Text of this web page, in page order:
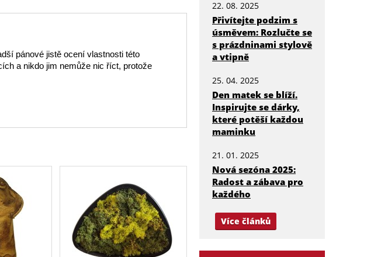
pánové jistě ocení vlastnosti této
a nikdo jim nemůže nic říct, protože
22. 08. 2025
Přivítejte podzim s
úsměvem: Rozlučte se
s prázdninami stylově
a vtipně
25. 04. 2025
Den matek se blíží.
Inspirujte se dárky,
které potěší každou
maminku
21. 01. 2025
Nová sezóna 2025:
Radost a zábava pro
každého
Více článků